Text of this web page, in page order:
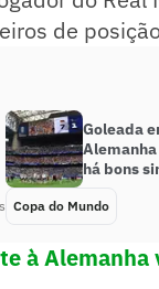
de
Goleada
há bons
Copa do Mundo
à